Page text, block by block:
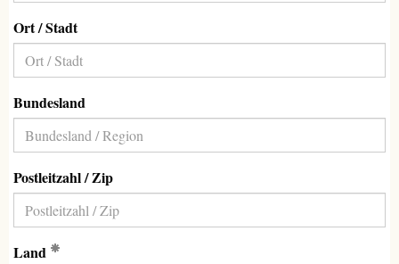
Ort / Stadt
Bundesland
Postleitzahl / Zip
Land